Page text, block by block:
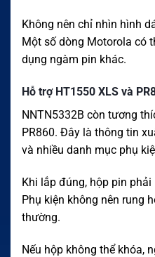
Không nên chỉ nhìn hình
Một số dòng Motorola có
dụng ngàm pin khác.
Hỗ trợ HT1550 XLS và
NNTN5332B còn tương
PR860. Đây là thông tin
và nhiều danh mục phụ
Khi lắp đúng, hộp pin
Phụ kiện không nên rung
thường.
Nếu hộp không thể khóa,